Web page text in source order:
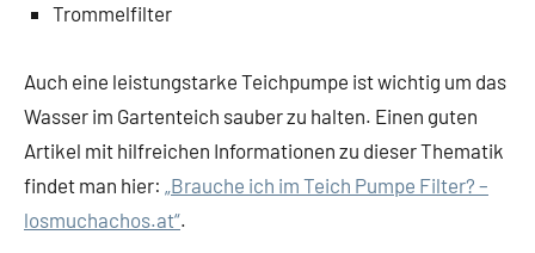
Trommelfilter
Auch eine leistungstarke Teichpumpe ist wichtig um das
Wasser im Gartenteich sauber zu halten. Einen guten
Artikel mit hilfreichen Informationen zu dieser Thematik
findet man hier: „Brauche ich im Teich Pumpe Filter? –
losmuchachos.at“.